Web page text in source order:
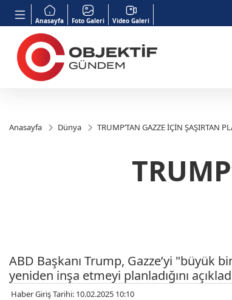
Anasayfa Foto Galeri Video Galeri
Anasayfa Dünya TRUMP’TAN GAZZE İÇİN ŞAŞIRTAN
ABD Başkanı Trump, Gazze’yi
yeniden inşa etmeyi planladığını
Haber Giriş Tarihi: 10.02.2025 10:10